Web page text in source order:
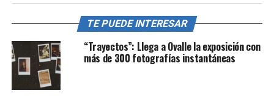
TE PUEDE INTERESAR
“Trayectos”: Llega a Ovalle la exposición con
más de 300 fotografías instantáneas